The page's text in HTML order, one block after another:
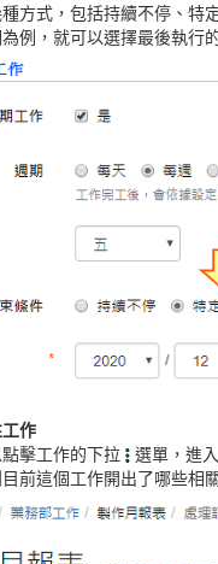
方式，包括持續不停、特
例，就可以選擇最後執行
作
擊工作的下拉 選單，進
前這個工作開出了哪些相